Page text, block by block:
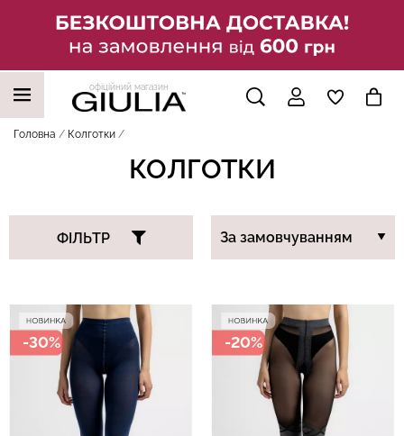
офіційний магазин
Головна Колготки
КОЛГОТКИ
ФІЛЬТР
-30% -20%
НАШІ ТРЕНДОВІ ТОВАРИ